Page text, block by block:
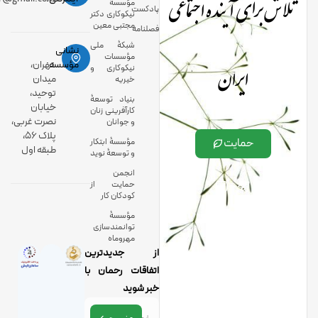
تلاش برای آینده اجتماعی
ایران
حمایت
پادکست
فصلنامه
مؤسسۀ
نیکوکاری دکتر
مجتبی معین
شبکۀ ملی
مؤسسات
نیکوکاری و
خیریه
بنیاد توسعۀ
کارآفرینی زنان
و جوانان
مؤسسۀ ابتکار
و توسعۀ نوید
انجمن
حمایت از
کودکان کار
مؤسسۀ
توانمندسازی
مهروماه
نشانی
مؤسسه:تهران،
میدان
توحید،
خیابان
نصرت غربی،
پلاک 56،
طبقه اول
از جدیدترین
اتفاقات رحمان با
خبر شوید